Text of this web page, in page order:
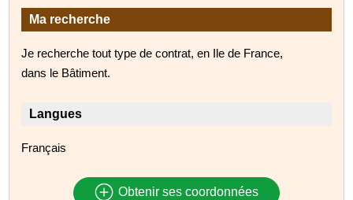
Ma recherche
Je recherche tout type de contrat, en Ile de France,
dans le Bâtiment.
Langues
Français
Obtenir ses coordonnées